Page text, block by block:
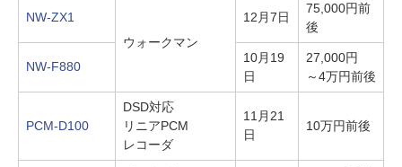
NW-ZX1
ウォークマン
12月7日
75,000円前
後
NW-F880
10月19
日
27,000円
～4万円前後
PCM-D100
DSD対応
リニアPCM
レコーダ
11月21
日
10万円前後